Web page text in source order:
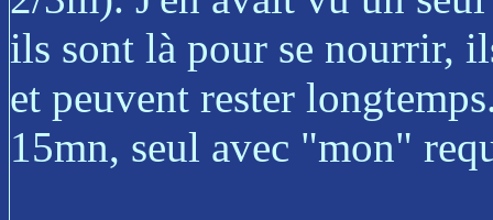
ils sont là pour se nourrir,
et peuvent rester
15mn, seul avec "mon"